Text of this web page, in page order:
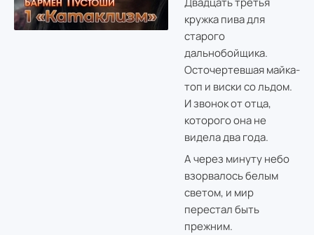
кружка пива для
старого
дальнобойщика.
Осточертевшая майка-
топ и виски со льдом.
И звонок от отца,
которого она не
видела два года.
А через минуту небо
взорвалось белым
светом, и мир
перестал быть
прежним.